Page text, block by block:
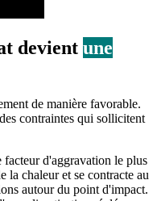
devient une
de manière favorable.
contraintes qui sollicitent
facteur d'aggravation le plus
la chaleur et se contracte au
autour du point d'impact.